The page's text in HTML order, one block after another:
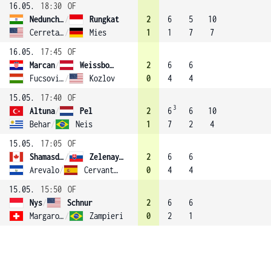
16.05.
18:30 OF
Nedunchezhiyan /
Rungkat
Cerretani / Mies
2
1
6
1
5
7
10
7
16.05.
17:45 OF
Marcan/
Weissborn (3)
Fucsovics / Kozlov
2
0
6
4
6
4
15.05.
17:40 OF
Altuna/
Pel
Behar/ Neis
2
1
6 3
7
6
2
10
4
15.05.
17:05 OF
Shamasdin /
Zelenay (2)
Arevalo/ Cervantes
2
0
6
4
6
4
15.05.
15:50 OF
Nys/
Schnur
Margaroli / Zampieri
2
0
6
2
6
1